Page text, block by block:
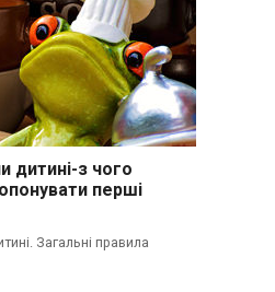
дитині-з чого
перші
Загальні правила